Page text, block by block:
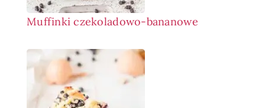
Muffinki czekoladowo-bananowe